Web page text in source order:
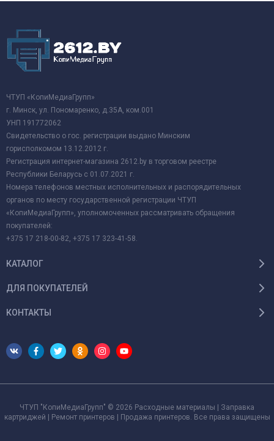
ЧТУП «КопиМедиаГрупп»
г. Минск, ул. Пономаренко, д.35А, ком.001
УНП 191772062
Свидетельство о гос. регистрации выдано Минским
горисполкомом 13.12.2012 г.
Регистрация интернет-магазина 2612.by в торговом реестре
Республики Беларусь с 01.07.2021 г.
Номера телефонов местных исполнительных и распорядительных
органов по месту государственной регистрации ЧТУП
«КопиМедиаГрупп», уполномоченных рассматривать обращения
покупателей:
+375 17 218-00-82, +375 17 323-41-58.
КАТАЛОГ
ДЛЯ ПОКУПАТЕЛЕЙ
КОНТАКТЫ
ЧТУП "КопиМедиаГрупп" © 2026 Расходные материалы | Заправка
картриджей | Ремонт принтеров | Продажа принтеров. Все права защищены